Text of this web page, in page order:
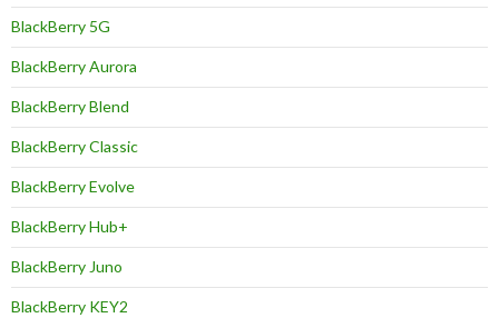
BlackBerry 5G
BlackBerry Aurora
BlackBerry Blend
BlackBerry Classic
BlackBerry Evolve
BlackBerry Hub+
BlackBerry Juno
BlackBerry KEY2